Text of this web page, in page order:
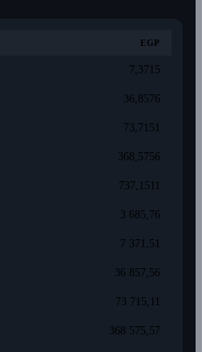
EGP
7,3715
36,8576
73,7151
368,5756
737,1511
3 685,76
7 371,51
36 857,56
73 715,11
368 575,57